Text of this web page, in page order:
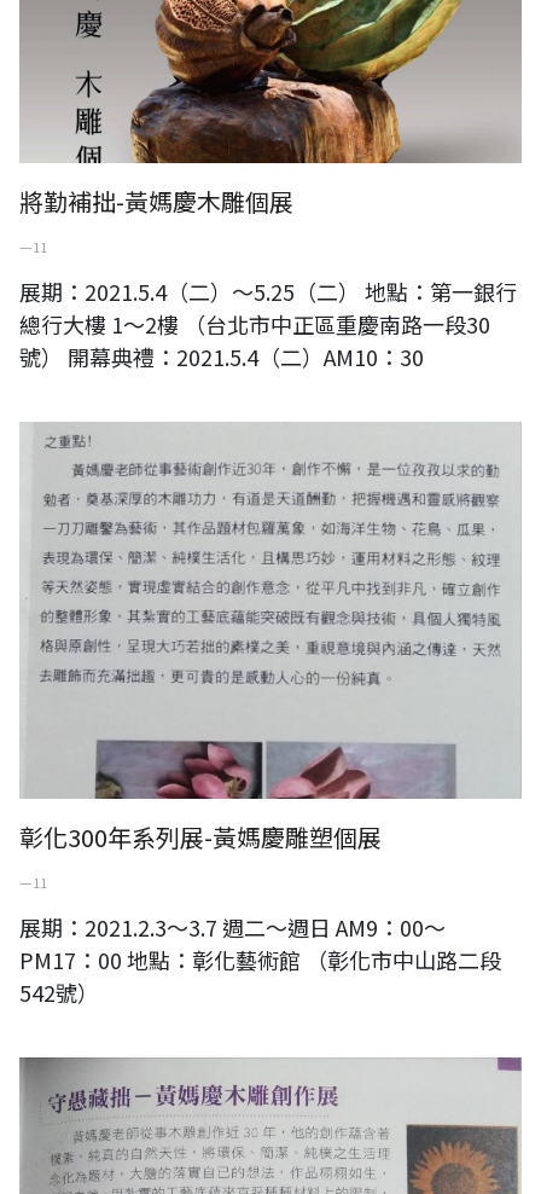
將勤補拙-黃媽慶木雕個展
一 11
展期：2021.5.4（二）～5.25（二） 地點：第一銀行
總行大樓 1～2樓 （台北市中正區重慶南路一段30
號） 開幕典禮：2021.5.4（二）AM10：30
彰化300年系列展-黃媽慶雕塑個展
彰化300年系列展-黃媽慶雕塑個展
一 11
展期：2021.2.3～3.7 週二～週日 AM9：00～
PM17：00 地點：彰化藝術館 （彰化市中山路二段
542號）